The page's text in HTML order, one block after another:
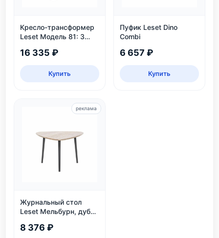
Кресло-трансформер
Leset Модель 81: 3
нагрузка 130 кг
16 335 ₽
Купить
Пуфик Leset Dino
Combi
6 657 ₽
Купить
Журнальный стол
Leset Мельбурн, дуб
8 376 ₽
реклама